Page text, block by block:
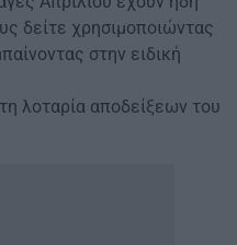
δείτε χρησιμοποιώντας
στην ειδική
λοταρία αποδείξεων του